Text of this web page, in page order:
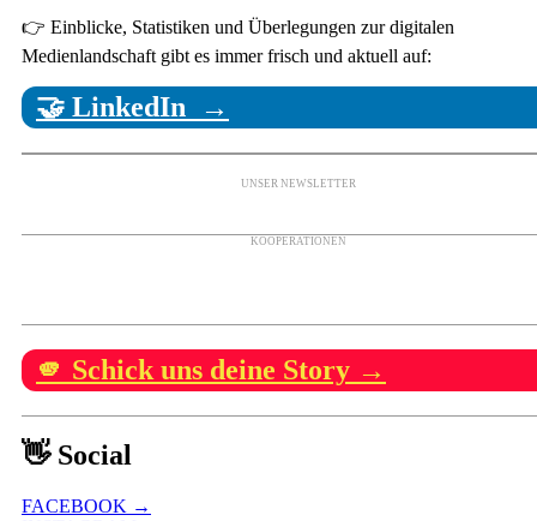
👉 Einblicke, Statistiken und Überlegungen zur digitalen
Medienlandschaft gibt es immer frisch und aktuell auf:
🤝 LinkedIn →
UNSER NEWSLETTER
KOOPERATIONEN
🫵 Schick uns deine Story →
👋 Social
FACEBOOK →